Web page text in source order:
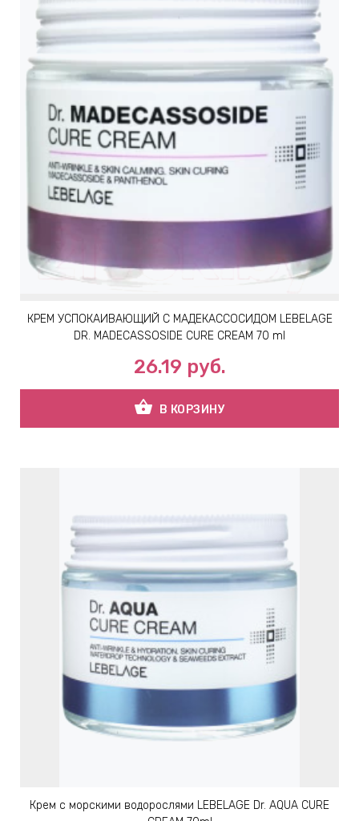
КРЕМ УСПОКАИВАЮЩИЙ С МАДЕКАССОСИДОМ LEBELAGE
DR. MADECASSOSIDE CURE CREAM 70 ml
26.19 руб.
shopping_basket В КОРЗИНУ
Крем с морскими водорослями LEBELAGE Dr. AQUA CURE